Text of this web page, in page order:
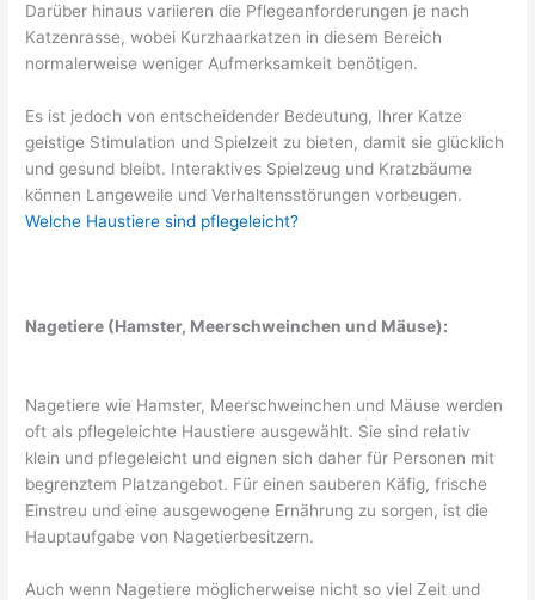
Darüber hinaus variieren die Pflegeanforderungen je nach
Katzenrasse, wobei Kurzhaarkatzen in diesem Bereich
normalerweise weniger Aufmerksamkeit benötigen.
Es ist jedoch von entscheidender Bedeutung, Ihrer Katze
geistige Stimulation und Spielzeit zu bieten, damit sie glücklich
und gesund bleibt. Interaktives Spielzeug und Kratzbäume
können Langeweile und Verhaltensstörungen vorbeugen.
Welche Haustiere sind pflegeleicht?
Nagetiere (Hamster, Meerschweinchen und Mäuse):
Nagetiere wie Hamster, Meerschweinchen und Mäuse werden
oft als pflegeleichte Haustiere ausgewählt. Sie sind relativ
klein und pflegeleicht und eignen sich daher für Personen mit
begrenztem Platzangebot. Für einen sauberen Käfig, frische
Einstreu und eine ausgewogene Ernährung zu sorgen, ist die
Hauptaufgabe von Nagetierbesitzern.
Auch wenn Nagetiere möglicherweise nicht so viel Zeit und